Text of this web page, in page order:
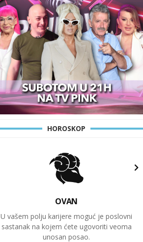
HOROSKOP
OVAN
U vašem polju karijere moguć je poslovni
sastanak na kojem ćete ugovoriti veoma
unosan posao.